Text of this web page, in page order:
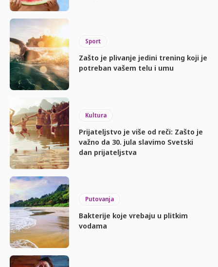
Sport
Zašto je plivanje jedini trening koji je
potreban vašem telu i umu
Kultura
Prijateljstvo je više od reči: Zašto je
važno da 30. jula slavimo Svetski
dan prijateljstva
Putovanja
Bakterije koje vrebaju u plitkim
vodama